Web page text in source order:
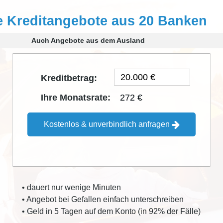
Kreditangebote aus 20 Banken
Auch Angebote aus dem Ausland
Kreditbetrag:
Ihre Monatsrate:
272 €
Kostenlos & unverbindlich anfragen
• dauert nur wenige Minuten
• Angebot bei Gefallen einfach unterschreiben
• Geld in 5 Tagen auf dem Konto (in 92% der Fälle)